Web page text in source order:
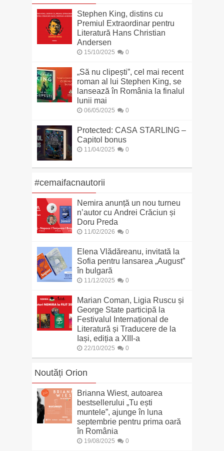
Stephen King, distins cu
Premiul Extraordinar pentru
Literatură Hans Christian
Andersen
15/10/2025 0
„Să nu clipești”, cel mai recent
roman al lui Stephen King, se
lansează în România la finalul
lunii mai
06/05/2025 0
Protected: CASA STARLING –
Capitol bonus
11/04/2025 0
#cemaifacnautorii
Nemira anunță un nou turneu
n’autor cu Andrei Crăciun și
Doru Preda
11/02/2026 0
Elena Vlădăreanu, invitată la
Sofia pentru lansarea „August”
în bulgară
11/12/2025 0
Marian Coman, Ligia Ruscu și
George State participă la
Festivalul Internațional de
Literatură și Traducere de la
Iași, ediția a XIII-a
22/10/2025 0
Noutăți Orion
Brianna Wiest, autoarea
bestsellerului „Tu ești
muntele”, ajunge în luna
septembrie pentru prima oară
în România
19/08/2025 0